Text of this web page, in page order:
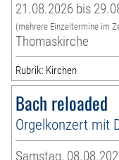
21.08.2026 bis
(mehrere Einzeltermine im
Thomaskirche
Rubrik: Kirchen
Bach reloaded
Orgelkonzert mit
Samstag,